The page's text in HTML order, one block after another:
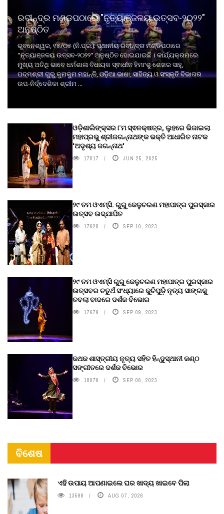
ରବୀନ୍ଦ୍ର ମଣ୍ଡପଠାରେ "ନୃତ୍ୟାଞ୍ଜଳୟ ଉତ୍ସବ-୨୦୨୨"
ଅନୁଷ୍ଠିତ
ଭୁବନେଶ୍ୱର, ୧୫/୦୫ (ନି.ପ୍ର.): ସ୍ଥାନୀୟ ରବୀନ୍ଦ୍ର ମଣ୍ଡପଠାରେ
"ନୃତ୍ୟାଞ୍ଜଳୟ ଉତ୍ସବ-୨୦୨୨" ଅନୁଷ୍ଠିତ ହୋଇଯାଇଛି । କାର୍ଯ୍ୟକ୍ରମରେ
ମୁଖ୍ୟ ଅତିଥି ଭାବେ ଧର୍ମଶାଳା ବିଧାୟକ ସ୍ଵାଧୀନ ହିମାଂଶୁ ଶେଖର ସାହୁ,
ପଦ୍ମଶ୍ରୀ ଗୁରୁ କୁମକୁମ ମହାନ୍ତି, ଓଡ଼ିଆ ଭାଷା, ସାହିତ୍ୟ ଓ ସଂସ୍କୃତି ବିଭାଗର
ଉପ-ନିର୍ଦ୍ଦେଶିକା ଶ୍ରୀମ ...
ଓଡ଼ିଶାଲିଙ୍କ୍ସର ୮ମ ସ୍ଵନକ୍ଷତ୍ର, ଲୁହରେ ଭିଜାଇଲା
ମହାପ୍ରଭୁ ଶ୍ରୀଜଗନ୍ନାଥଙ୍କ ଭକ୍ତି ଆଧାରିତ ନାଟକ
‘ଅଦୃଶ୍ୟ ଜଗନ୍ନାଥ‘
17017 JUN 25, 2025
୨୯ ତମ ଓଏମ୍‌ସି. ଗୁରୁ କେଳୁଚରଣ ମହାପାତ୍ର ପୁରସ୍କାର
ଉତ୍ସବ ଉଦ୍‍ଯାପିତ
17628 SEP 10, 2023
୨୯ ତମ ଓଏମ୍‌ସି ଗୁରୁ କେଳୁଚରଣ ମହାପାତ୍ର ପୁରସ୍କାର
ଉତ୍ସବର ଚତୁର୍ଥ ସଂଧ୍ୟାରେ କୁଚିପୁଡ଼ି ନୃତ୍ୟ ସାଙ୍ଗକୁ
ତବଲା ବାଦରେ ଦର୍ଶକ ବିଭୋର
17679 SEP 09, 2023
କଥକ ଶାସ୍ତ୍ରୀୟ ନୃତ୍ୟ ସହିତ ହିନ୍ଦୁସ୍ଥାନୀ କଣ୍ଠ
ସଙ୍ଗୀତରେ ଦର୍ଶକ ବିଭୋର
18079 SEP 06, 2023
ବିଶେଷ
ଏହି ଉପାୟ ଆପଣାଇଲେ ଘର ଖାଦ୍ୟ ଖାଇବେ ପିଲା
13598 AUG 07, 2026